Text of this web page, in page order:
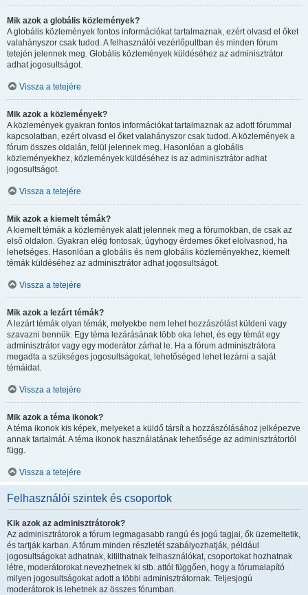
Mik azok a globális közlemények?
A globális közlemények fontos információkat tartalmaznak, ezért olvasd el őket
valahányszor csak tudod. A felhasználói vezérlőpultban és minden fórum
tetején jelennek meg. Globális közlemények küldéséhez az adminisztrátor
adhat jogosultságot.
Vissza a tetejére
Mik azok a közlemények?
A közlemények gyakran fontos információkat tartalmaznak az adott fórummal
kapcsolatban, ezért olvasd el őket valahányszor csak tudod. A közlemények a
fórum összes oldalán, felül jelennek meg. Hasonlóan a globális
közleményekhez, közlemények küldéséhez is az adminisztrátor adhat
jogosultságot.
Vissza a tetejére
Mik azok a kiemelt témák?
A kiemelt témák a közlemények alatt jelennek meg a fórumokban, de csak az
első oldalon. Gyakran elég fontosak, úgyhogy érdemes őket elolvasnod, ha
lehetséges. Hasonlóan a globális és nem globális közleményekhez, kiemelt
témák küldéséhez az adminisztrátor adhat jogosultságot.
Vissza a tetejére
Mik azok a lezárt témák?
A lezárt témák olyan témák, melyekbe nem lehet hozzászólást küldeni vagy
szavazni bennük. Egy téma lezárásának több oka lehet, és egy témát egy
adminisztrátor vagy egy moderátor zárhat le. Ha a fórum adminisztrátora
megadta a szükséges jogosultságokat, lehetőséged lehet lezárni a saját
témáidat.
Vissza a tetejére
Mik azok a téma ikonok?
A téma ikonok kis képek, melyeket a küldő társít a hozzászólásához jelképezve
annak tartalmát. A téma ikonok használatának lehetősége az adminisztrátortól
függ.
Vissza a tetejére
Felhasználói szintek és csoportok
Kik azok az adminisztrátorok?
Az adminisztrátorok a fórum legmagasabb rangú és jogú tagjai, ők üzemeltetik,
és tartják karban. A fórum minden részletét szabályozhatják, például
jogosultságokat adhatnak, kitilthatnak felhasználókat, csoportokat hozhatnak
létre, moderátorokat nevezhetnek ki stb. attól függően, hogy a fórumalapító
milyen jogosultságokat adott a többi adminisztrátornak. Teljesjogú
moderátorok is lehetnek az összes fórumban.